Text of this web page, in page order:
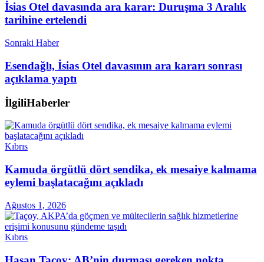
İsias Otel davasında ara karar: Duruşma 3 Aralık
tarihine ertelendi
Sonraki Haber
Esendağlı, İsias Otel davasının ara kararı sonrası
açıklama yaptı
İlgiliHaberler
Kıbrıs
Kamuda örgütlü dört sendika, ek mesaiye kalmama
eylemi başlatacağını açıkladı
Ağustos 1, 2026
Kıbrıs